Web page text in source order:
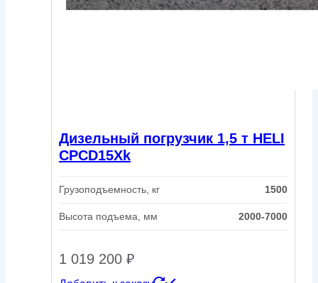
Дизельный погрузчик 1,5 т HELI
CPСD15Xk
Грузоподъемность, кг 1500
Высота подъема, мм 2000-7000
1 019 200 ₽